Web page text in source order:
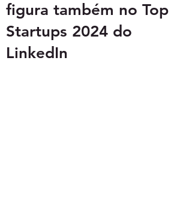
figura também no Top
Startups 2024 do
LinkedIn